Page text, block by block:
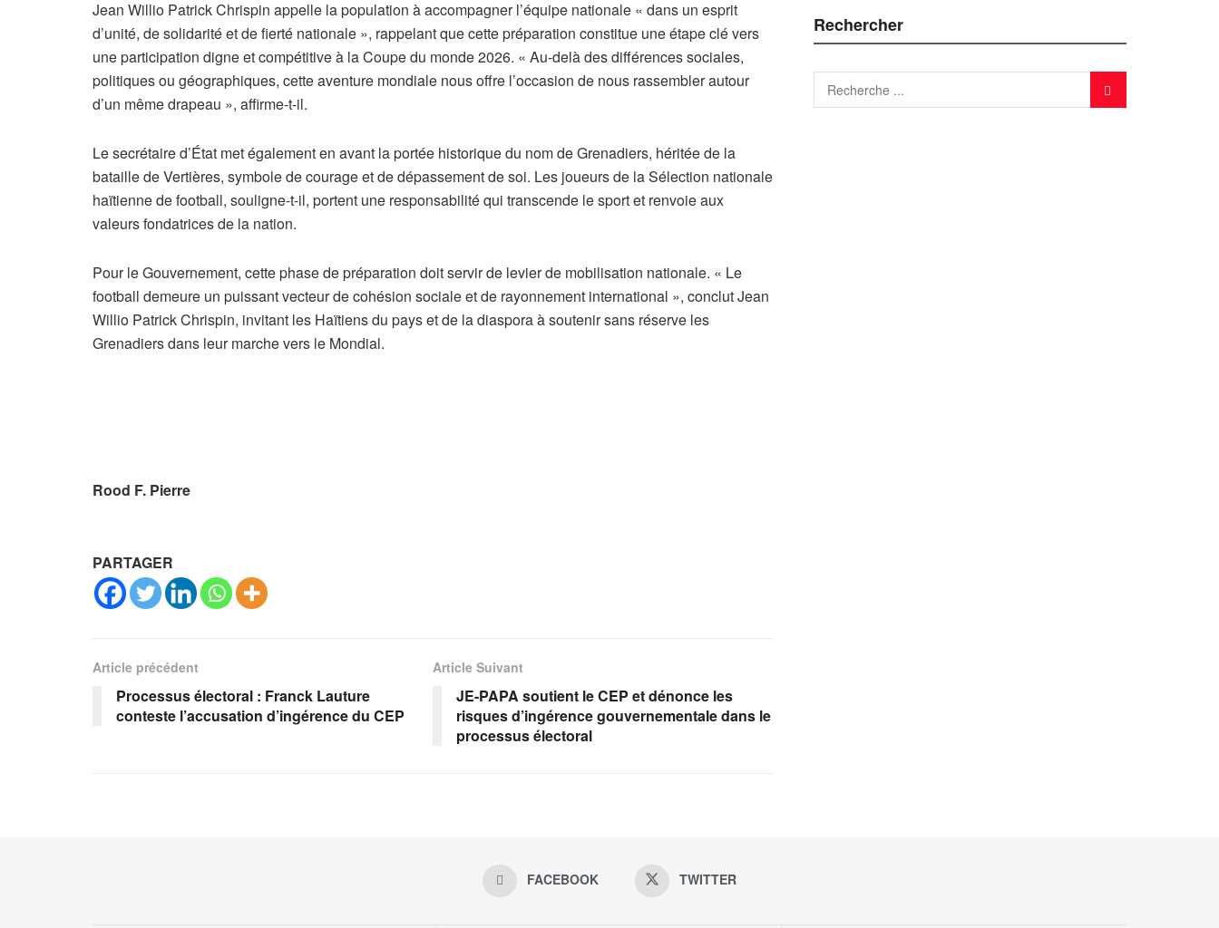
Jean Willio Patrick Chrispin appelle la population à accompagner l’équipe nationale « dans un esprit
d’unité, de solidarité et de fierté nationale », rappelant que cette préparation constitue une étape clé vers
une participation digne et compétitive à la Coupe du monde 2026. « Au-delà des différences sociales,
politiques ou géographiques, cette aventure mondiale nous offre l’occasion de nous rassembler autour
d’un même drapeau », affirme-t-il.
Le secrétaire d’État met également en avant la portée historique du nom de Grenadiers, héritée de la
bataille de Vertières, symbole de courage et de dépassement de soi. Les joueurs de la Sélection nationale
haïtienne de football, souligne-t-il, portent une responsabilité qui transcende le sport et renvoie aux
valeurs fondatrices de la nation.
Pour le Gouvernement, cette phase de préparation doit servir de levier de mobilisation nationale. « Le
football demeure un puissant vecteur de cohésion sociale et de rayonnement international », conclut Jean
Willio Patrick Chrispin, invitant les Haïtiens du pays et de la diaspora à soutenir sans réserve les
Grenadiers dans leur marche vers le Mondial.
Rood F. Pierre
PARTAGER
Article précédent
Processus électoral : Franck Lauture
conteste l’accusation d’ingérence du CEP
Article Suivant
JE-PAPA soutient le CEP et dénonce les
risques d’ingérence gouvernementale dans le
processus électoral
Rechercher
FACEBOOK TWITTER